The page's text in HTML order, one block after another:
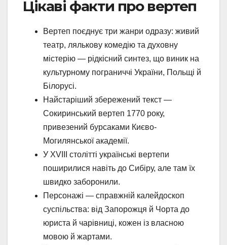
Цікаві факти про вертеп
Вертеп поєднує три жанри одразу: живий
театр, лялькову комедію та духовну
містерію — рідкісний синтез, що виник на
культурному пограниччі України, Польщі й
Білорусі.
Найстаріший збережений текст —
Сокиринський вертеп 1770 року,
привезений бурсаками Києво-
Могилянської академії.
У XVIII столітті українські вертепи
поширилися навіть до Сибіру, але там їх
швидко заборонили.
Персонажі — справжній калейдоскоп
суспільства: від Запорожця й Чорта до
юриста й чарівниці, кожен із власною
мовою й жартами.